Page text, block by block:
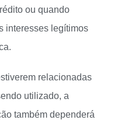
ou quando
interesses legítimos
relacionadas
utilizado, a
também dependerá